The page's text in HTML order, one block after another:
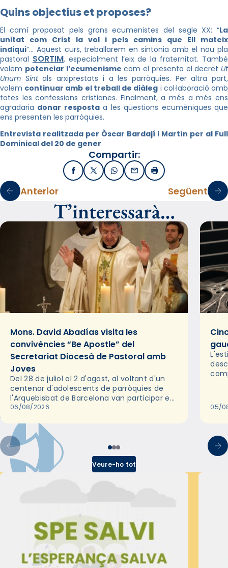
Quins objectius et proposes?
El camí proposat pels grans ecumenistes del segle XX: “La
unitat com Crist la vol i pels camins que Ell mateix
indiqui“… Aquest curs, treballarem en sintonia amb el nou pla
pastoral SORTIM, especialment l’eix de la fraternitat. També
volem potenciar l’ecumenisme com el presenta el decret Ut
Unum Sintals arxiprestats i a les parròquies. Per altra part,
volem continuar amb el treball de diàleg i col·laboració amb
totes les confessions cristianes. Finalment, a més a més ens
agradaria donar respostaa les qüestions ecumèniques que
ens presenten les parròquies.
Entrevista realitzada per Òscar Bardají i Martín per al Full
Dominical del 20 de gener
Compartir:
FacebookX / TwitterWhatsApp
EmailImprimir
Anterior Següent
T’interessarà…
Mons. David Abadías visita les
convivències “Be Apostle” del
Secretariat Diocesà de Pastoral amb
Joves
Del 28 de juliol al 2 d'agost, al voltant d'un
centenar d'adolescents de parròquies de
l'Arquebisbat de Barcelona van participar en
les convivències Be Apostle, organitzades
06/08/2026 05/
Veure-ho tot